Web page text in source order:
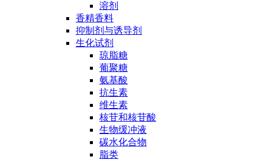
溶剂
香精香料
抑制剂与诱导剂
生化试剂
琼脂糖
葡聚糖
氨基酸
抗生素
维生素
核苷和核苷酸
生物缓冲液
碳水化合物
脂类